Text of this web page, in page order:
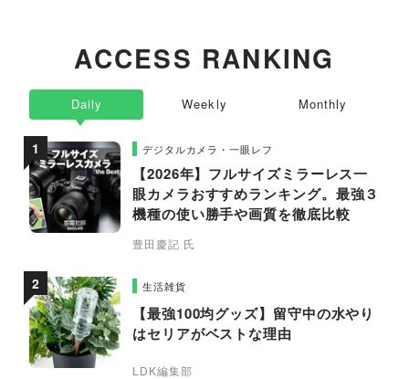
ACCESS RANKING
Daily
デジタルカメラ・一眼レフ
【2026年】フルサイズミラーレス一
眼カメラおすすめランキング。最強３
機種の使い勝手や画質を徹底比較
豊田慶記 氏
生活雑貨
【最強100均グッズ】留守中の水やり
はセリアがベストな理由
LDK編集部
Weekly Monthly